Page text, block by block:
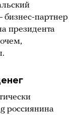
партнер
президента
россиянина